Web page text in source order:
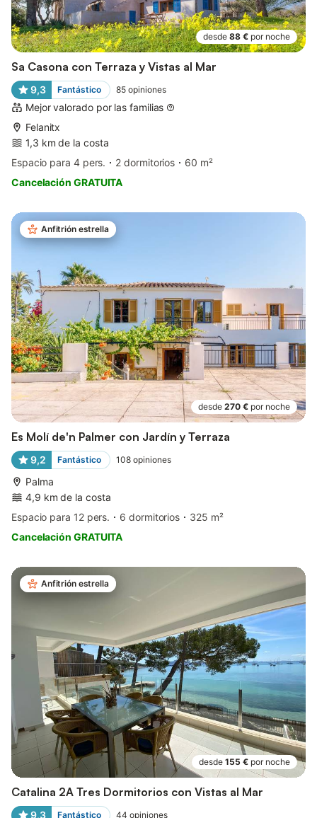
desde 88 € por noche
Sa Casona con Terraza y Vistas al Mar
9,3 Fantástico 85 opiniones
Mejor valorado por las familias
Felanitx
1,3 km de la costa
Espacio para 4 pers.
2 dormitorios
60 m²
Cancelación GRATUITA
Anfitrión estrella
desde 270 € por noche
Es Molí de'n Palmer con Jardín y Terraza
9,2 Fantástico 108 opiniones
Palma
4,9 km de la costa
Espacio para 12 pers.
6 dormitorios
325 m²
Cancelación GRATUITA
Anfitrión estrella
desde 155 € por noche
Catalina 2A Tres Dormitorios con Vistas al Mar
9,3 Fantástico 44 opiniones